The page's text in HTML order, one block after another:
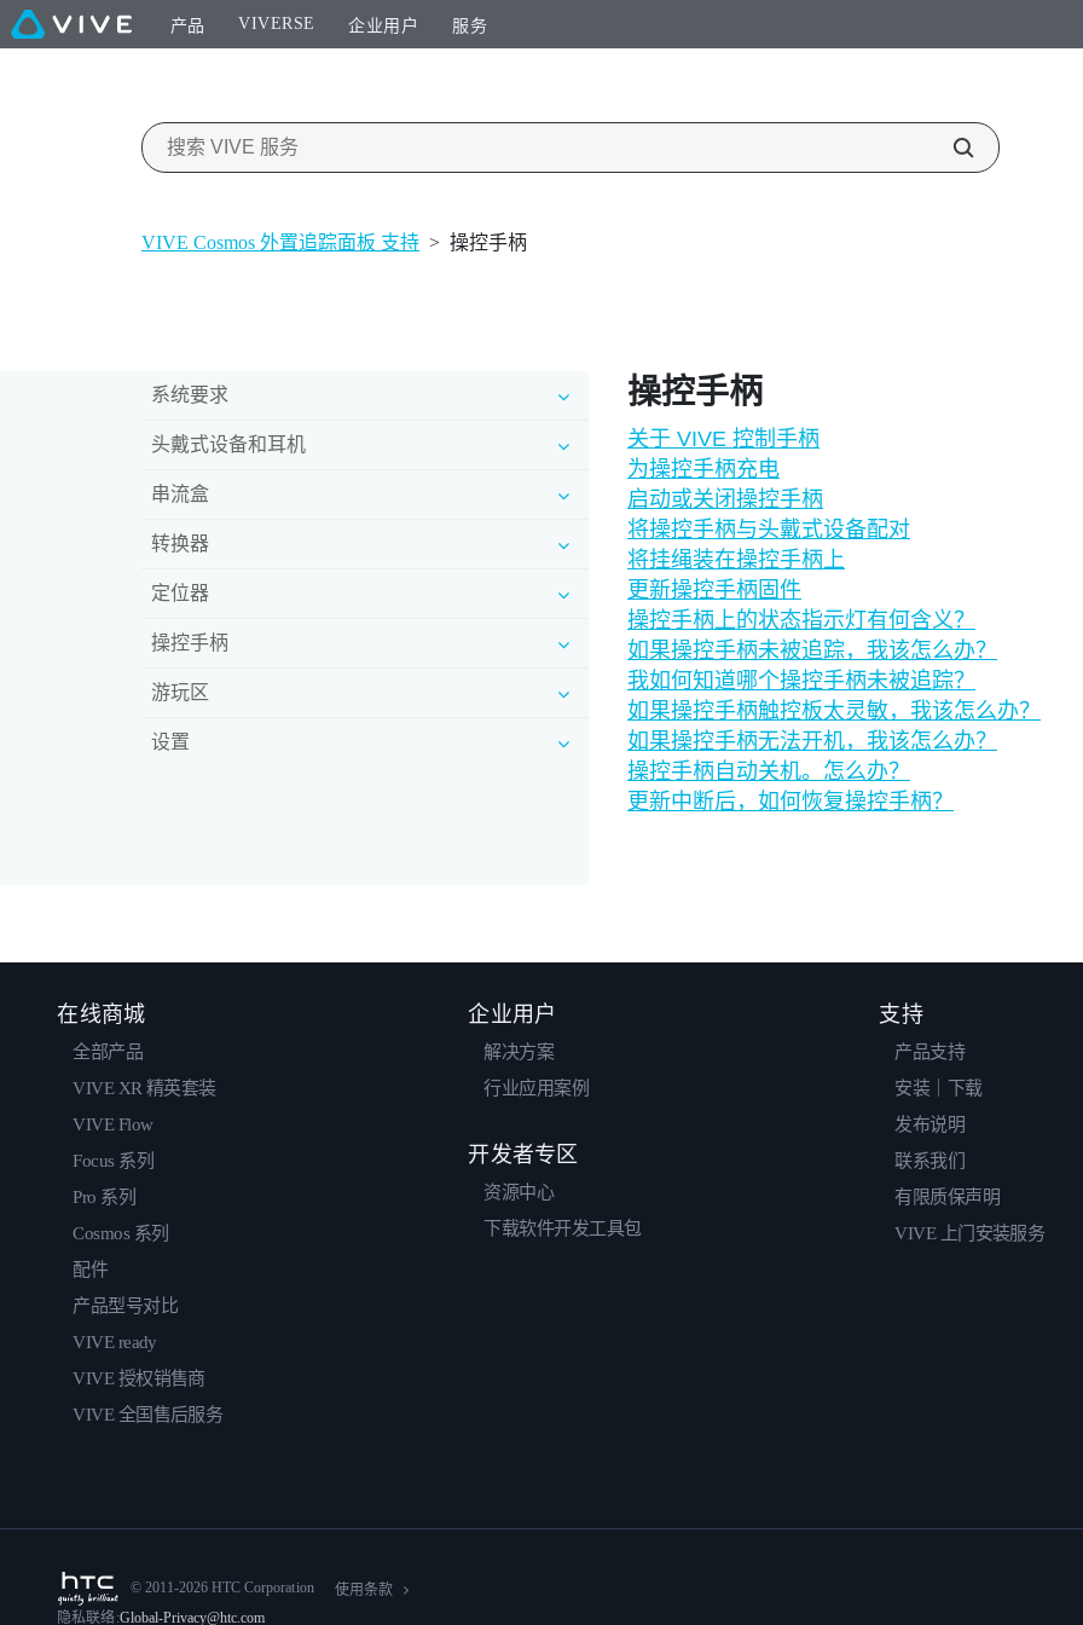
产品 VIVERSE 企业用户 服务
VIVE Cosmos 外置追踪面板 支持 > 操控手柄
系统要求
头戴式设备和耳机
串流盒
转换器
定位器
操控手柄
游玩区
设置
操控手柄
关于 VIVE 控制手柄
为操控手柄充电
启动或关闭操控手柄
将操控手柄与头戴式设备配对
将挂绳装在操控手柄上
更新操控手柄固件
操控手柄上的状态指示灯有何含义？
如果操控手柄未被追踪，我该怎么办？
我如何知道哪个操控手柄未被追踪？
如果操控手柄触控板太灵敏，我该怎么办？
如果操控手柄无法开机，我该怎么办？
操控手柄自动关机。怎么办？
更新中断后，如何恢复操控手柄？
在线商城
全部产品
VIVE XR 精英套装
VIVE Flow
Focus 系列
Pro 系列
Cosmos 系列
配件
产品型号对比
VIVE ready
VIVE 授权销售商
VIVE 全国售后服务
企业用户
解决方案
行业应用案例
开发者专区
资源中心
下载软件开发工具包
支持
产品支持
安装｜下载
发布说明
联系我们
有限质保声明
VIVE 上门安装服务
© 2011-2026 HTC Corporation
使用条款
隐私联络:Global-Privacy@htc.com